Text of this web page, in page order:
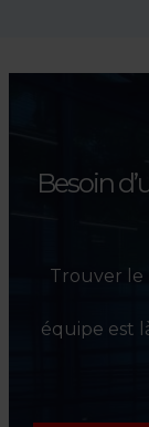
Besoin
Trouver le
équipe est